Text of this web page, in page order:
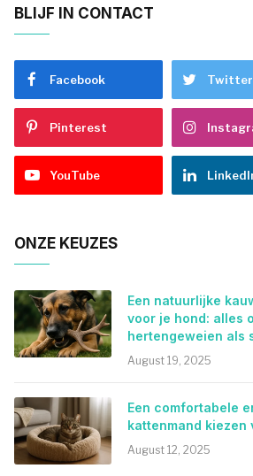
BLIJF IN CONTACT
Facebook Twitter
Pinterest
YouTube
ONZE KEUZES
Een natuurlijke
voor je hond: alles
hertengeweien als
August 19, 2025
Een comfortabele
kattenmand kiezen
August 12, 2025